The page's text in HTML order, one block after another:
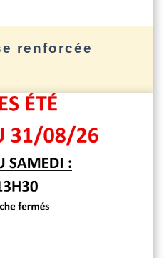
renforcée